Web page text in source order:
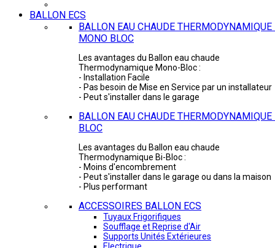
BALLON ECS
BALLON EAU CHAUDE THERMODYNAMIQUE
MONO BLOC
Les avantages du Ballon eau chaude
Thermodynamique Mono-Bloc :
- Installation Facile
- Pas besoin de Mise en Service par un installateur
- Peut s'installer dans le garage
BALLON EAU CHAUDE
BLOC
Les avantages du Ballon eau chaude
Thermodynamique Bi-Bloc :
- Moins d'encombrement
- Peut s'installer dans le garage ou dans la maison
- Plus performant
ACCESSOIRES BALLON ECS
Tuyaux Frigorifiques
Soufflage et Reprise d'Air
Supports Unités Extérieures